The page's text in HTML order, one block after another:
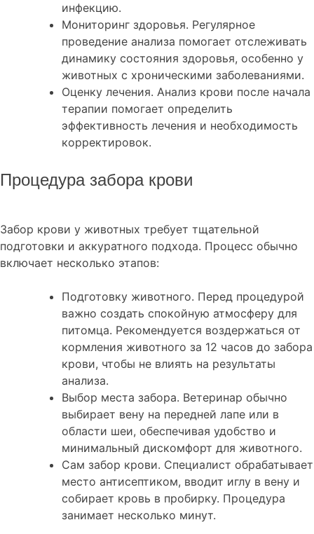
инфекцию.
Мониторинг здоровья. Регулярное
проведение анализа помогает отслеживать
динамику состояния здоровья, особенно у
животных с хроническими заболеваниями.
Оценку лечения. Анализ крови после начала
терапии помогает определить
эффективность лечения и необходимость
корректировок.
Процедура забора крови
Забор крови у животных требует тщательной
подготовки и аккуратного подхода. Процесс обычно
включает несколько этапов:
Подготовку животного. Перед процедурой
важно создать спокойную атмосферу для
питомца. Рекомендуется воздержаться от
кормления животного за 12 часов до забора
крови, чтобы не влиять на результаты
анализа.
Выбор места забора. Ветеринар обычно
выбирает вену на передней лапе или в
области шеи, обеспечивая удобство и
минимальный дискомфорт для животного.
Сам забор крови. Специалист обрабатывает
место антисептиком, вводит иглу в вену и
собирает кровь в пробирку. Процедура
занимает несколько минут.